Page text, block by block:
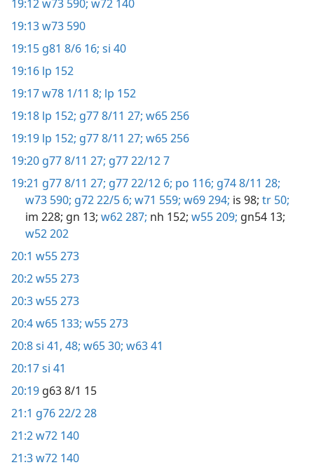
19:12w73 590; w72 140
19:13w73 590
19:15 g81 8/6 16; si 40
19:16 lp 152
19:17w78 1/11 8; lp 152
19:18 lp 152; g77 8/11 27; w65 256
19:19 lp 152; g77 8/11 27; w65 256
19:20 g77 8/11 27; g77 22/12 7
19:21 g77 8/11 27; g77 22/12 6; po 116; g74 8/11 28;
w73 590; g72 22/5 6; w71 559; w69 294; is 98; tr 50;
im 228; gn 13; w62 287; nh 152; w55 209; gn54 13;
w52 202
20:1 w55 273
20:2w55 273
20:3w55 273
20:4w65 133; w55 273
20:8si 41, 48; w65 30; w63 41
20:17si 41
20:19 g63 8/1 15
21:1 g76 22/2 28
21:2w72 140
21:3w72 140